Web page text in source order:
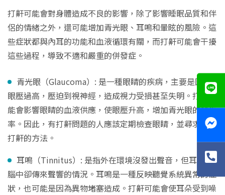
打鼾可能會對身體造成不良的影響，除了影響睡眠品質和伴
侶的情緒之外，還可能增加青光眼、耳鳴和暈眩的風險。這
些症狀都與內耳的功能和血液循環有關，而打鼾可能會干擾
這些過程，導致不適和嚴重的併發症。
青光眼（Glaucoma）: 是一種眼睛的疾病，主要是因為
眼壓過高，壓迫到視神經，造成視力受損甚至失明。打鼾可
能會影響眼睛的血液供應，使眼壓升高，增加青光眼的發生
率。因此，有打鼾問題的人應該定期檢查眼睛，並尋求治療
打鼾的方法。
耳鳴（Tinnitus）: 是指外在環境沒發出聲音，但耳朵或
腦中卻傳來聲響的情況。耳鳴是一種反映聽覺系統異常的症
狀，也可能是因為異物堵塞造成。打鼾可能會使耳朵受到噪